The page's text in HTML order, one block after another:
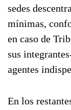
sedes
mínimas,
en caso de
sus
agentes
En los